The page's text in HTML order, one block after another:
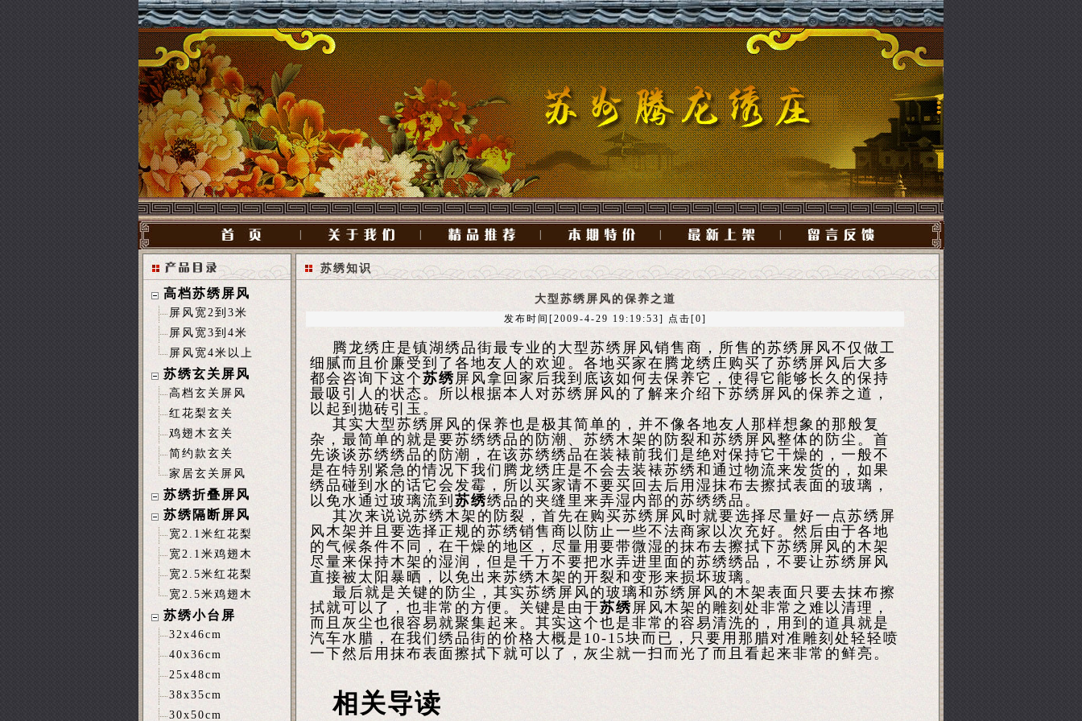
高档苏绣屏风
屏风宽2到3米
屏风宽3到4米
屏风宽4米以上
苏绣玄关屏风
高档玄关屏风
红花梨玄关
鸡翅木玄关
简约款玄关
家居玄关屏风
苏绣折叠屏风
苏绣隔断屏风
宽2.1米红花梨
宽2.1米鸡翅木
宽2.5米红花梨
宽2.5米鸡翅木
苏绣小台屏
32x46cm
40x36cm
25x48cm
38x35cm
30x50cm
苏绣知识
大型苏绣屏风的保养之道
发布时间[2009-4-29 19:19:53] 点击[0]
腾龙绣庄是镇湖绣品街最专业的大型苏绣屏风销售商，所售的苏绣屏风不仅做工
细腻而且价廉受到了各地友人的欢迎。各地买家在腾龙绣庄购买了苏绣屏风后大多
都会咨询下这个苏绣屏风拿回家后我到底该如何去保养它，使得它能够长久的保持
最吸引人的状态。所以根据本人对苏绣屏风的了解来介绍下苏绣屏风的保养之道，
以起到抛砖引玉。
其实大型苏绣屏风的保养也是极其简单的，并不像各地友人那样想象的那般复
杂，最简单的就是要苏绣绣品的防潮、苏绣木架的防裂和苏绣屏风整体的防尘。首
先谈谈苏绣绣品的防潮，在该苏绣绣品在装裱前我们是绝对保持它干燥的，一般不
是在特别紧急的情况下我们腾龙绣庄是不会去装裱苏绣和通过物流来发货的，如果
绣品碰到水的话它会发霉，所以买家请不要买回去后用湿抹布去擦拭表面的玻璃，
以免水通过玻璃流到 苏绣绣品的夹缝里来弄湿内部的苏绣绣品。
其次来说说苏绣木架的防裂，首先在购买苏绣屏风时就要选择尽量好一点苏绣屏
风木架并且要选择正规的苏绣销售商以防止一些不法商家以次充好。然后由于各地
的气候条件不同，在干燥的地区，尽量用要带微湿的抹布去擦拭下苏绣屏风的木架
尽量来保持木架的湿润，但是千万不要把水弄进里面的苏绣绣品，不要让苏绣屏风
直接被太阳暴晒，以免出来苏绣木架的开裂和变形来损坏玻璃。
最后就是关键的防尘，其实苏绣屏风的玻璃和苏绣屏风的木架表面只要去抹布擦
拭就可以了，也非常的方便。关键是由于苏绣屏风木架的雕刻处非常之难以清理，
而且灰尘也很容易就聚集起来。其实这个也是非常的容易清洗的，用到的道具就是
汽车水腊，在我们绣品街的价格大概是10-15块而已，只要用那腊对准雕刻处轻轻喷
一下然后用抹布表面擦拭下就可以了，灰尘就一扫而光了而且看起来非常的鲜亮。
相关导读